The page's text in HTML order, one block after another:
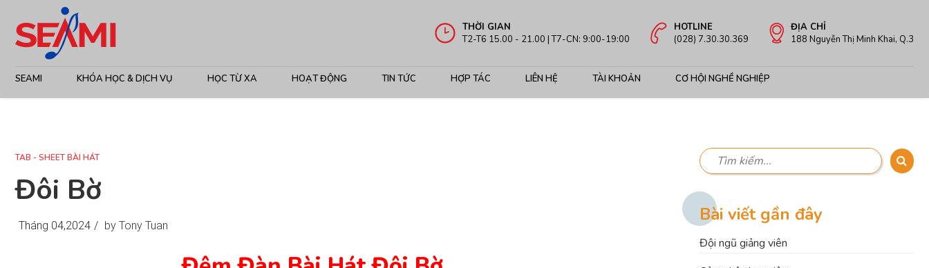
THỜI GIAN
T2-T6 15.00 - 21.00 | T7-CN: 9:00-19:00
HOTLINE
(028) 7.30.30.369
ĐỊA CHỈ
188 Nguyễn Thị Minh Khai, Q.3
SEAMI KHÓA HỌC & DỊCH VỤ HỌC TỪ XA HOẠT ĐỘNG TIN TỨC HỢP TÁC LIÊN HỆ TÀI KHOẢN CƠ HỘI NGHỀ NGHIỆP
TAB - SHEET BÀI HÁT
Đôi Bờ
Tháng 04,2024 / by Tony Tuan
Bài viết gần đây
Đội ngũ giảng viên